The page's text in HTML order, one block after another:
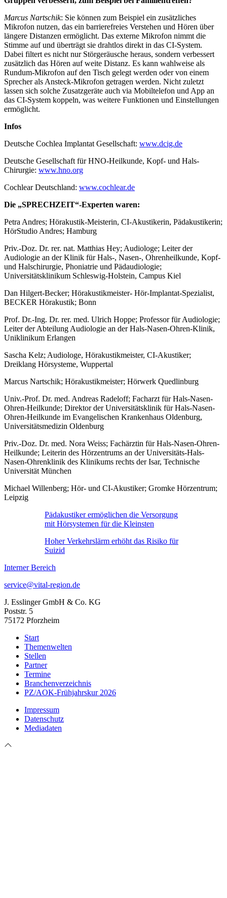
Marcus Nartschik: Sie können zum Beispiel ein zusätzliches
Mikrofon nutzen, das ein barrierefreies Verstehen und Hören über
längere Distanzen ermöglicht. Das externe Mikrofon nimmt die
Stimme auf und überträgt sie drahtlos direkt in das CI-System.
Dabei filtert es nicht nur Störgeräusche heraus, sondern verbessert
zusätzlich das Hören auf weite Distanz. Es kann wahlweise als
Rundum-Mikrofon auf den Tisch gelegt werden oder von einem
Sprecher als Ansteck-Mikrofon getragen werden. Nicht zuletzt
lassen sich solche Zusatzgeräte auch via Mobiltelefon und App an
das CI-System koppeln, was weitere Funktionen und Einstellungen
ermöglicht.
Infos
Deutsche Cochlea Implantat Gesellschaft: www.dcig.de
Deutsche Gesellschaft für HNO-Heilkunde, Kopf- und Hals-
Chirurgie: www.hno.org
Cochlear Deutschland: www.cochlear.de
Die „SPRECHZEIT“-Experten waren:
Petra Andres; Hörakustik-Meisterin, CI-Akustikerin, Pädakustikerin;
HörStudio Andres; Hamburg
Priv.-Doz. Dr. rer. nat. Matthias Hey; Audiologe; Leiter der
Audiologie an der Klinik für Hals-, Nasen-, Ohrenheilkunde, Kopf-
und Halschirurgie, Phoniatrie und Pädaudiologie;
Universitätsklinikum Schleswig-Holstein, Campus Kiel
Dan Hilgert-Becker; Hörakustikmeister- Hör-Implantat-Spezialist,
BECKER Hörakustik; Bonn
Prof. Dr.-Ing. Dr. rer. med. Ulrich Hoppe; Professor für Audiologie;
Leiter der Abteilung Audiologie an der Hals-Nasen-Ohren-Klinik,
Uniklinikum Erlangen
Sascha Kelz; Audiologe, Hörakustikmeister, CI-Akustiker;
Dreiklang Hörsysteme, Wuppertal
Marcus Nartschik; Hörakustikmeister; Hörwerk Quedlinburg
Univ.-Prof. Dr. med. Andreas Radeloff; Facharzt für Hals-Nasen-
Ohren-Heilkunde; Direktor der Universitätsklinik für Hals-Nasen-
Ohren-Heilkunde im Evangelischen Krankenhaus Oldenburg,
Universitätsmedizin Oldenburg
Priv.-Doz. Dr. med. Nora Weiss; Fachärztin für Hals-Nasen-Ohren-
Heilkunde; Leiterin des Hörzentrums an der Universitäts-Hals-
Nasen-Ohrenklinik des Klinikums rechts der Isar, Technische
Universität München
Michael Willenberg; Hör- und CI-Akustiker; Gromke Hörzentrum;
Leipzig
Pädakustiker ermöglichen die Versorgung
mit Hörsystemen für die Kleinsten
Hoher Verkehrslärm erhöht das Risiko für
Suizid
Interner Bereich
service@vital-region.de
J. Esslinger GmbH & Co. KG
Poststr. 5
75172 Pforzheim
Start
Themenwelten
Stellen
Partner
Termine
Branchenverzeichnis
PZ/AOK-Frühjahrskur 2026
Impressum
Datenschutz
Mediadaten